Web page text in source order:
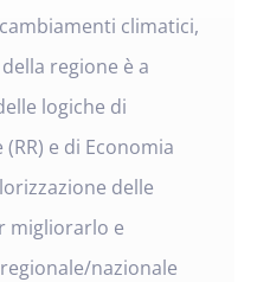
climatici,
regione è a
logiche di
e di Economia
delle
migliorarlo e
nazionale